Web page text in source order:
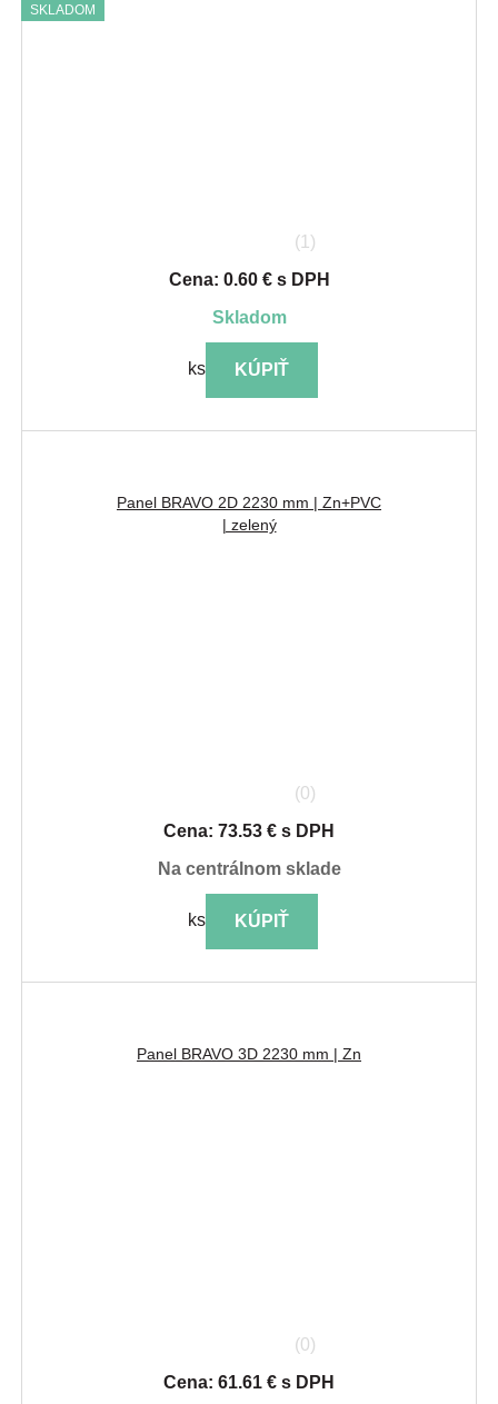
SKLADOM
(1)
Cena: 0.60 € s DPH
skladom
ks KÚPIŤ
Panel BRAVO 2D 2230 mm | Zn+PVC
| zelený
(0)
Cena: 73.53 € s DPH
na centrálnom sklade
ks KÚPIŤ
Panel BRAVO 3D 2230 mm | Zn
(0)
Cena: 61.61 € s DPH